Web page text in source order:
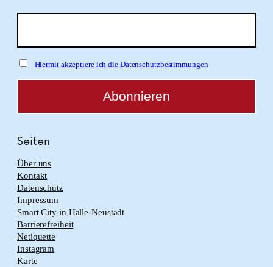
Hiermit akzeptiere ich die Datenschutzbestimmungen
Seiten
Über uns
Kontakt
Datenschutz
Impressum
Smart City in Halle-Neustadt
Barrierefreiheit
Netiquette
Instagram
Karte